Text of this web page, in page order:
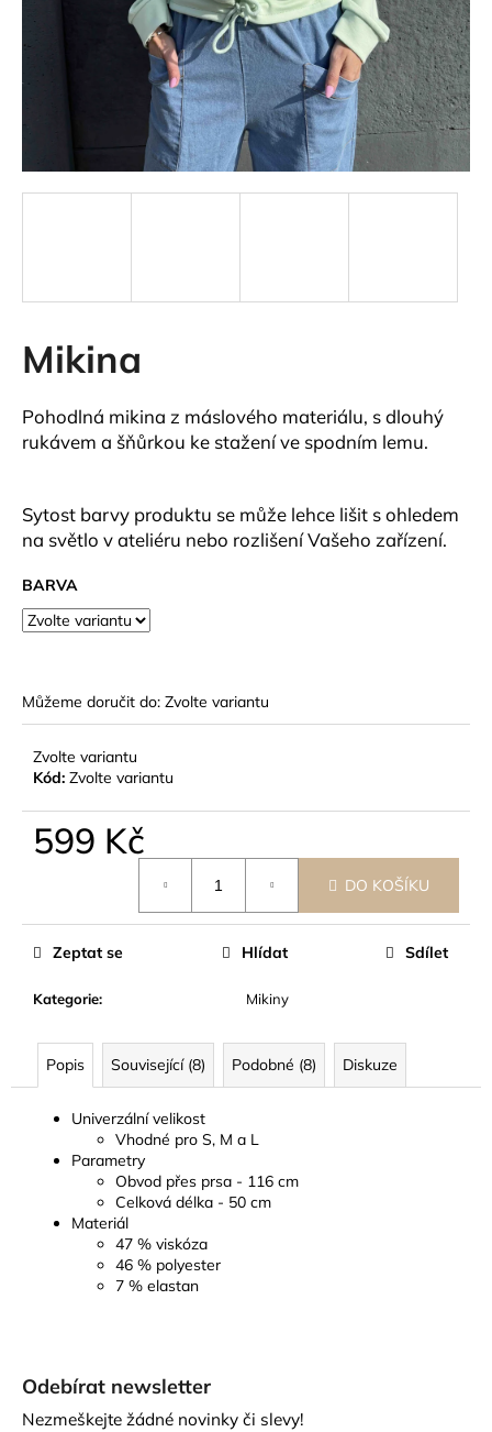
Mikina
Pohodlná mikina z máslového materiálu, s dlouhý
rukávem a šňůrkou ke stažení ve spodním lemu.
Sytost barvy produktu se může lehce lišit s ohledem
na světlo v ateliéru nebo rozlišení Vašeho zařízení.
BARVA
Můžeme doručit do: Zvolte variantu
Zvolte variantu
Kód: Zvolte variantu
599 Kč
DO KOŠÍKU
Kategorie: Mikiny
Zeptat se Hlídat Sdílet
Popis Související (8) Podobné (8) Diskuze
Univerzální velikost
Vhodné pro S, M a L
Parametry
Obvod přes prsa - 116 cm
Celková délka - 50 cm
Materiál
47 % viskóza
46 % polyester
7 % elastan
a
j
í
D
o
o
r
u
j
m
e
Odebírat newsletter
Nezmeškejte žádné novinky či slevy!